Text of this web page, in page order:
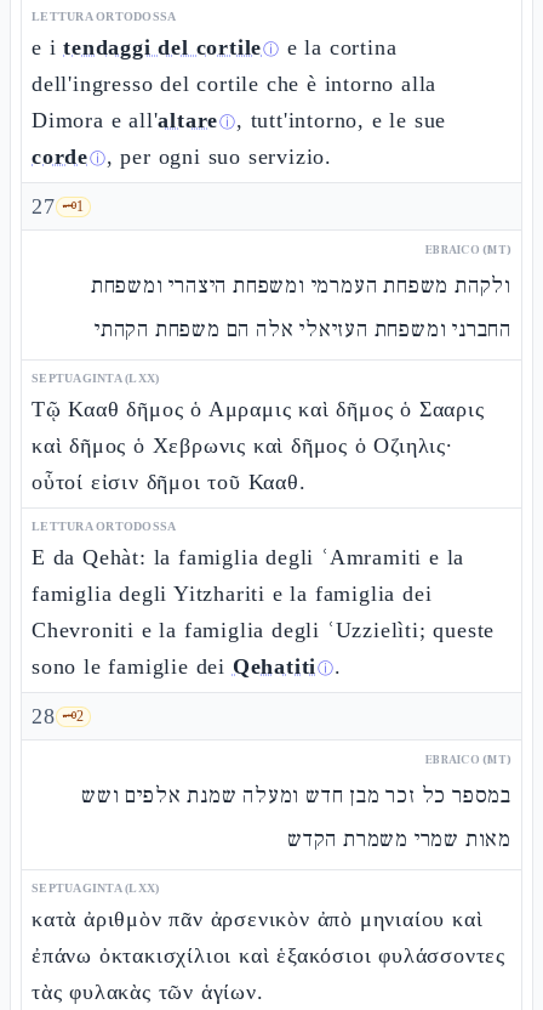
LETTURA ORTODOSSA
e itendaggi del cortileⓘ e la cortina
dell'ingresso del cortile che è intorno alla
Dimora e all'altareⓘ, tutt'intorno, e le sue
cordeⓘ, per ogni suo servizio.
27 🗝️1
EBRAICO (MT)
ולקהת משפחת העמרמי ומשפחת היצהרי ומשפחת
החברני ומשפחת העזיאלי אלה הם משפחת הקהתי
SEPTUAGINTA (LXX)
Τῷ Κααθ δῆμος ὁ Αμραμις καὶ δῆμος ὁ Σααρις
καὶ δῆμος ὁ Χεβρωνις καὶ δῆμος ὁ Οζιηλις·
οὗτοί εἰσιν δῆμοι τοῦ Κααθ.
LETTURA ORTODOSSA
E da Qehàt: la famiglia degli ʿAmramiti e la
famiglia degli Yitzhariti e la famiglia dei
Chevroniti e la famiglia degli ʿUzzielìti; queste
sono le famiglie dei Qehatitiⓘ.
28 🗝️2
EBRAICO (MT)
במספר כל זכר מבן חדש ומעלה שמנת אלפים ושש
מאות שמרי משמרת הקדש
SEPTUAGINTA (LXX)
κατὰ ἀριθμὸν πᾶν ἀρσενικὸν ἀπὸ μηνιαίου καὶ
ἐπάνω ὀκτακισχίλιοι καὶ ἑξακόσιοι φυλάσσοντες
τὰς φυλακὰς τῶν ἁγίων.